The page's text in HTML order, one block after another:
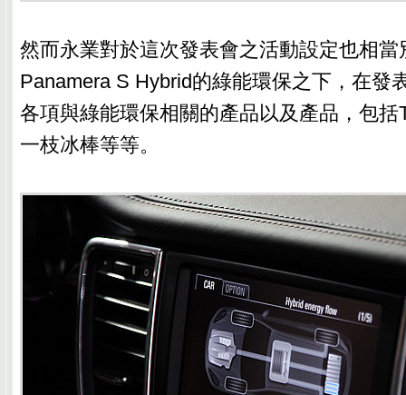
然而永業對於這次發表會之活動設定也相
Panamera S Hybrid的綠能環保之下，在發
各項與綠能環保相關的產品以及產品，包
一枝冰棒等等。